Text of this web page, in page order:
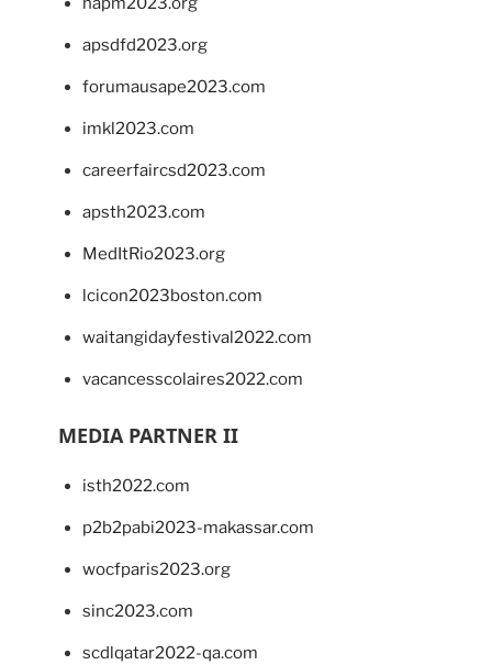
apsdfd2023.org
forumausape2023.com
imkl2023.com
careerfaircsd2023.com
apsth2023.com
MedItRio2023.org
lcicon2023boston.com
waitangidayfestival2022.com
vacancesscolaires2022.com
MEDIA PARTNER II
isth2022.com
p2b2pabi2023-makassar.com
wocfparis2023.org
sinc2023.com
scdlqatar2022-qa.com